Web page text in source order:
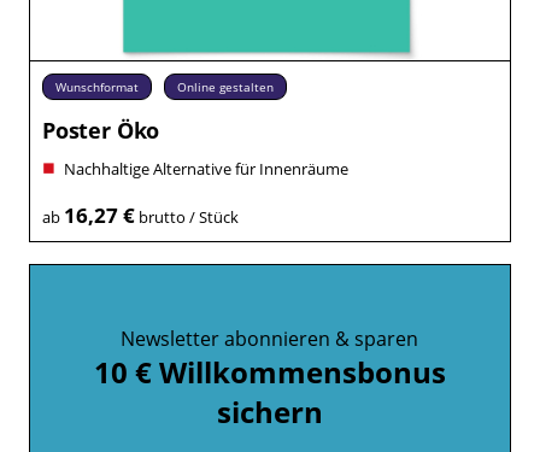
Wunschformat Online gestalten
Poster Öko
Nachhaltige Alternative für Innenräume
ab 16,27 €brutto / Stück
Newsletter abonnieren & sparen
10 € Willkommensbonus
sichern